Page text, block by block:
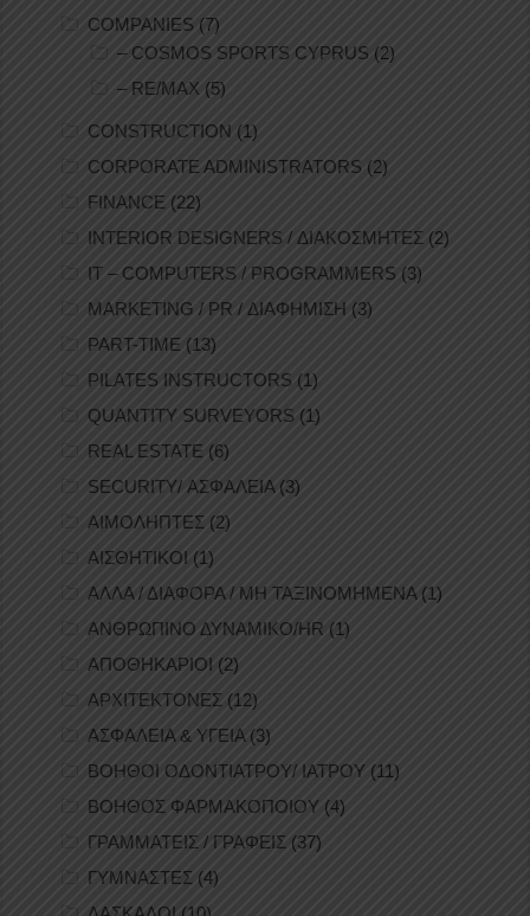
COMPANIES (7)
– COSMOS SPORTS CYPRUS (2)
– RE/MAX (5)
CONSTRUCTION (1)
CORPORATE ADMINISTRATORS (2)
FINANCE (22)
INTERIOR DESIGNERS / ΔΙΑΚΟΣΜΗΤΕΣ (2)
IT – COMPUTERS / PROGRAMMERS (3)
MARKETING / PR / ΔΙΑΦΗΜΙΣΗ (3)
PART-TIME (13)
PILATES INSTRUCTORS (1)
QUANTITY SURVEYORS (1)
REAL ESTATE (6)
SECURITY/ ΑΣΦΑΛΕΙΑ(3)
ΑΙΜΟΛΗΠΤΕΣ (2)
ΑΙΣΘΗΤΙΚΟΙ (1)
ΑΛΛΑ / ΔΙΑΦΟΡΑ / ΜΗ ΤΑΞΙΝΟΜΗΜΕΝΑ(1)
ΑΝΘΡΩΠΙΝΟ ΔΥΝΑΜΙΚΟ/HR (1)
ΑΠΟΘΗΚΑΡΙΟΙ (2)
ΑΡΧΙΤΕΚΤΟΝΕΣ (12)
ΑΣΦΑΛΕΙΑ & ΥΓΕΙΑ(3)
ΒΟΗΘΟΙ ΟΔΟΝΤΙΑΤΡΟΥ/ ΙΑΤΡΟΥ (11)
ΒΟΗΘΟΣ ΦΑΡΜΑΚΟΠΟΙΟΥ (4)
ΓΡΑΜΜΑΤΕΙΣ / ΓΡΑΦΕΙΣ (37)
ΓΥΜΝΑΣΤΕΣ (4)